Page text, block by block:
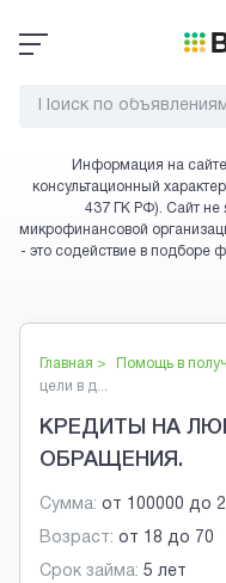
Информация на
консультационный
437 ГК РФ). Сайт не
микрофинансовой
- это содействие в подборе
Главная > Помощь в
цели в д...
КРЕДИТЫ НА
ОБРАЩЕНИЯ.
Сумма: от 100000 до
Возраст: от 18 до 70
Срок займа: 5 лет